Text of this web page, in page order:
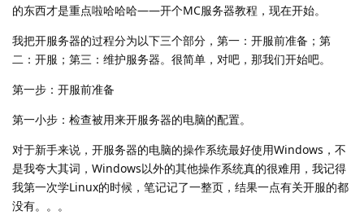
的东西才是重点啦哈哈哈——开个MC服务器教程，现在开始。
我把开服务器的过程分为以下三个部分，第一：开服前准备；第
二：开服；第三：维护服务器。很简单，对吧，那我们开始吧。
第一步：开服前准备
第一小步：检查被用来开服务器的电脑的配置。
对于新手来说，开服务器的电脑的操作系统最好使用Windows，不
是我夸大其词，Windows以外的其他操作系统真的很难用，我记得
我第一次学Linux的时候，笔记记了一整页，结果一点有关开服的都
没有。。。